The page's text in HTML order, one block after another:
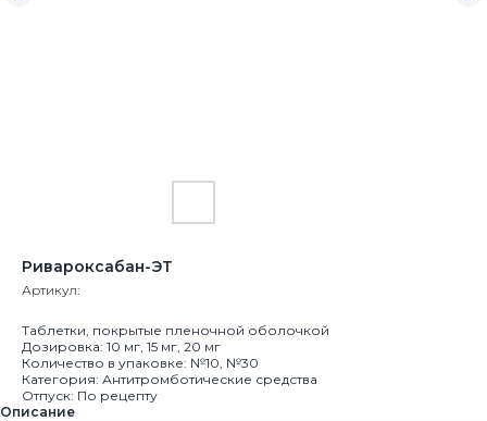
Ривароксабан-ЭТ
Артикул:
Таблетки, покрытые пленочной оболочкой
Дозировка: 10 мг, 15 мг, 20 мг
Количество в упаковке: №10, №30
Категория: Антитромботические средства
Отпуск: По рецепту
Описание